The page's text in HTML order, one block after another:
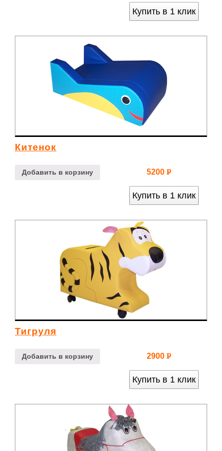
Купить в 1 клик
Китенок
Добавить в корзину 5200 Р
Купить в 1 клик
Тигруля
Добавить в корзину 2900 Р
Купить в 1 клик